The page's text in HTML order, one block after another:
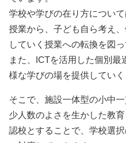
学校や学びの在り方につい
授業から、子ども自ら考え
していく授業への転換を図
また、ICTを活用した個別
様な学びの場を提供していく
そこで、施設一体型の小中
少人数のよさを生かした教
認校とすることで、学校選